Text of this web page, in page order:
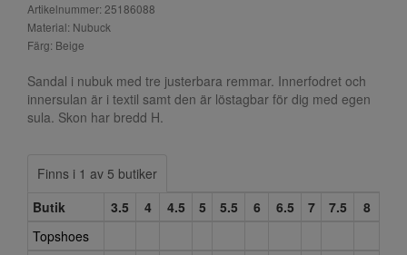
Artikelnummer: 25186088
Material: Nubuck
Färg: Beige
Sandal i nubuk med tre justerbara remmar. Innerfodret och
innersulan är i textil samt den är löstagbar för dig med egen
sula. Skon har bredd H.
Finns i 1 av 5 butiker
Butik
3.5 4 4.5 5 5.5 6 6.5 7 7.5
8
Topshoes